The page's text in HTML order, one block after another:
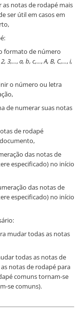
as notas de rodapé mais
ser útil em casos em
formato de número
2, 3,...,a, b, c,...,A, B, C,...,i,
o número ou letra
de numerar suas notas
de rodapé
das notas de
especificado) no início
das notas de
especificado) no início
mudar todas as notas
todas as notas de
notas de rodapé para
comuns tornam-se
se comuns).